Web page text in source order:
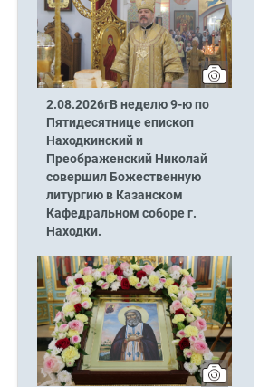
2.08.2026гВ неделю 9-ю по
Пятидесятнице епископ
Находкинский и
Преображенский Николай
совершил Божественную
литургию в Казанском
Кафедральном соборе г.
Находки.